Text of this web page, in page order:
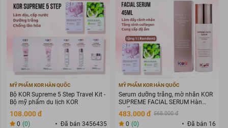
MỸ PHẨM KOR HÀN QUỐC
Bộ KOR Supreme 5 Step Travel Kit -
Bộ mỹ phẩm du lịch KOR
108.000 đ
0 (0) Đã bán 3456435
MỸ PHẨM KOR HÀN QUỐC
Serum dưỡng trắng, mờ nhăn KOR
SUPREME FACIAL SERUM Hàn
Quốc 45ml
483.000 đ 568.000 đ
0 (0) Đã bán 16